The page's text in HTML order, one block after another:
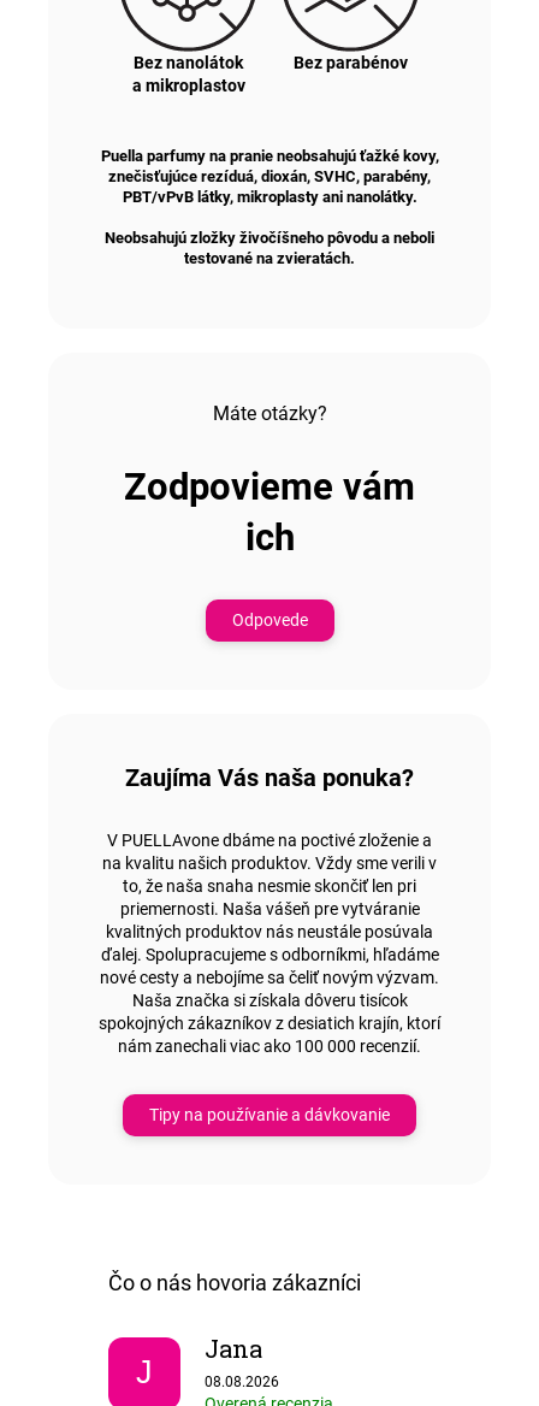
Bez nanolátok
a mikroplastov
Bez parabénov
Puella parfumy na pranie neobsahujú ťažké kovy,
znečisťujúce rezíduá, dioxán, SVHC, parabény,
PBT/vPvB látky, mikroplasty ani nanolátky.
Neobsahujú zložky živočíšneho pôvodu a neboli
testované na zvieratách.
Máte otázky?
Zodpovieme vám
ich
Odpovede
Zaujíma Vás naša ponuka?
V PUELLAvone dbáme na poctivé zloženie a
na kvalitu našich produktov. Vždy sme verili v
to, že naša snaha nesmie skončiť len pri
priemernosti. Naša vášeň pre vytváranie
kvalitných produktov nás neustále posúvala
ďalej. Spolupracujeme s odborníkmi, hľadáme
nové cesty a nebojíme sa čeliť novým výzvam.
Naša značka si získala dôveru tisícok
spokojných zákazníkov z desiatich krajín, ktorí
nám zanechali viac ako 100 000 recenzií.
Tipy na používanie a dávkovanie
J
Jana
Hodnotenie obchodu je 5 z 5 hviezdičiek.
08.08.2026